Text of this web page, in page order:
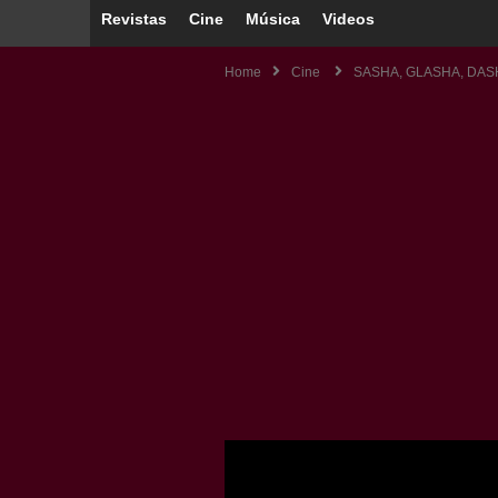
Revistas Cine Música Videos
Home Cine SASHA, GLASHA,